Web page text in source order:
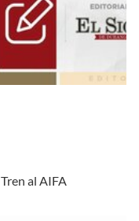
Tren al AIFA